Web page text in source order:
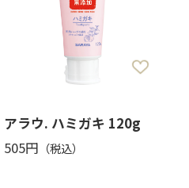
アラウ. ハミガキ 120g
505円